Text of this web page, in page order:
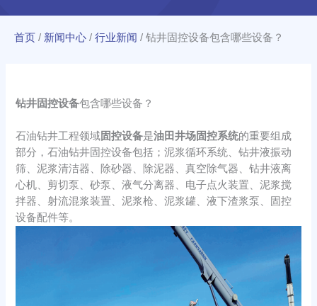
首页 / 新闻中心 / 行业新闻 / 钻井固控设备包含哪些设备？
钻井固控设备包含哪些设备？
石油钻井工程领域固控设备是油田井场固控系统的重要组成
部分，石油钻井固控设备包括；泥浆循环系统、钻井液振动
筛、泥浆清洁器、除砂器、除泥器、真空除气器、钻井液离
心机、剪切泵、砂泵、液气分离器、电子点火装置、泥浆搅
拌器、射流混浆装置、泥浆枪、泥浆罐、液下渣浆泵、固控
设备配件等。